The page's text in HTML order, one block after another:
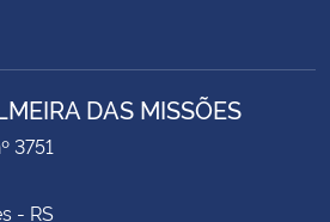
DAS MISSÕES
3751
- RS